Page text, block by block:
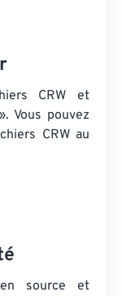
CRW et
Vous pouvez
CRWau
source et